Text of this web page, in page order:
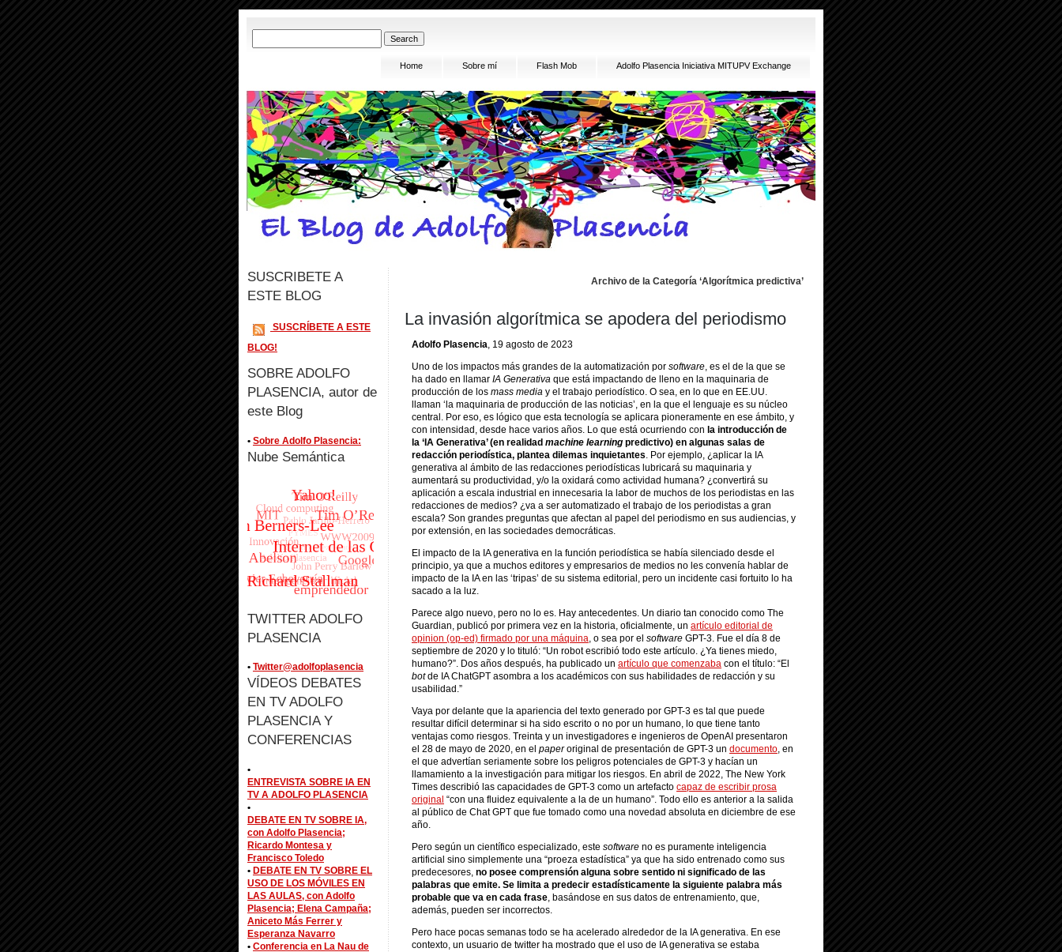
Home Sobre mí Flash Mob Adolfo Plasencia Iniciativa MITUPV Exchange
Archivo de la Categoría ‘Algorítmica predictiva’
La invasión algorítmica se apodera del periodismo
Adolfo Plasencia, 19 agosto de 2023
Uno de los impactos más grandes de la automatización por software, es el de la que se
ha dado en llamar IA Generativa que está impactando de lleno en la maquinaria de
producción de los mass media y el trabajo periodístico. O sea, en lo que en EE.UU.
llaman ‘la maquinaria de producción de las noticias’, en la que el lenguaje es su núcleo
central. Por eso, es lógico que esta tecnología se aplicara pioneramente en ese ámbito, y
con intensidad, desde hace varios años. Lo que está ocurriendo con la introducción de
la ‘IA Generativa’ (en realidad machine learning predictivo) en algunas salas de
redacción periodística, plantea dilemas inquietantes. Por ejemplo, ¿aplicar la IA
generativa al ámbito de las redacciones periodísticas lubricará su maquinaria y
aumentará su productividad, y/o la oxidará como actividad humana? ¿convertirá su
aplicación a escala industrial en innecesaria la labor de muchos de los periodistas en las
redacciones de medios? ¿va a ser automatizado el trabajo de los periodistas a gran
escala? Son grandes preguntas que afectan al papel del periodismo en sus audiencias, y
por extensión, en las sociedades democráticas.
El impacto de la IA generativa en la función periodística se había silenciado desde el
principio, ya que a muchos editores y empresarios de medios no les convenía hablar de
impacto de la IA en las ‘tripas’ de su sistema editorial, pero un incidente casi fortuito lo ha
sacado a la luz.
Parece algo nuevo, pero no lo es. Hay antecedentes. Un diario tan conocido como The
Guardian, publicó por primera vez en la historia, oficialmente, un artículo editorial de
opinion (op-ed) firmado por una máquina, o sea por el software GPT-3. Fue el día 8 de
septiembre de 2020 y lo tituló: “Un robot escribió todo este artículo. ¿Ya tienes miedo,
humano?”. Dos años después, ha publicado un artículo que comenzaba con el título: “El
botde IA ChatGPT asombra a los académicos con sus habilidades de redacción y su
usabilidad.”
Vaya por delante que la apariencia del texto generado por GPT-3 es tal que puede
resultar difícil determinar si ha sido escrito o no por un humano, lo que tiene tanto
ventajas como riesgos. Treinta y un investigadores e ingenieros de OpenAI presentaron
el 28 de mayo de 2020, en el paperoriginal de presentación de GPT-3 un documento, en
el que advertían seriamente sobre los peligros potenciales de GPT-3 y hacían un
llamamiento a la investigación para mitigar los riesgos. En abril de 2022, The New York
Times describió las capacidades de GPT-3 como un artefacto capaz de escribir prosa
original “con una fluidez equivalente a la de un humano”. Todo ello es anterior a la salida
al público de Chat GPT que fue tomado como una novedad absoluta en diciembre de ese
año.
Pero según un científico especializado, este software no es puramente inteligencia
artificial sino simplemente una “proeza estadística” ya que ha sido entrenado como sus
predecesores, no posee comprensión alguna sobre sentido ni significado de las
palabras que emite. Se limita a predecir estadísticamente la siguiente palabra más
probable que va en cada frase, basándose en sus datos de entrenamiento, que,
además, pueden ser incorrectos.
Pero hace pocas semanas todo se ha acelerado alrededor de la IA generativa. En ese
contexto, un usuario de twitter ha mostrado que el uso de IA generativa se estaba
SUSCRIBETE A
ESTE BLOG
SUSCRÍBETE A ESTE
BLOG!
SOBRE ADOLFO
PLASENCIA, autor de
este Blog
• Sobre Adolfo Plasencia:
Nube Semántica
TWITTER ADOLFO
PLASENCIA
• Twitter@adolfoplasencia
VÍDEOS DEBATES
EN TV ADOLFO
PLASENCIA Y
CONFERENCIAS
•
ENTREVISTA SOBRE IA EN
TV A ADOLFO PLASENCIA
•
DEBATE EN TV SOBRE IA,
con Adolfo Plasencia;
Ricardo Montesa y
Francisco Toledo
• DEBATE EN TV SOBRE EL
USO DE LOS MÓVILES EN
LAS AULAS, con Adolfo
Plasencia; Elena Campaña;
Aniceto Más Ferrer y
Esperanza Navarro
• Conferencia en La Nau de